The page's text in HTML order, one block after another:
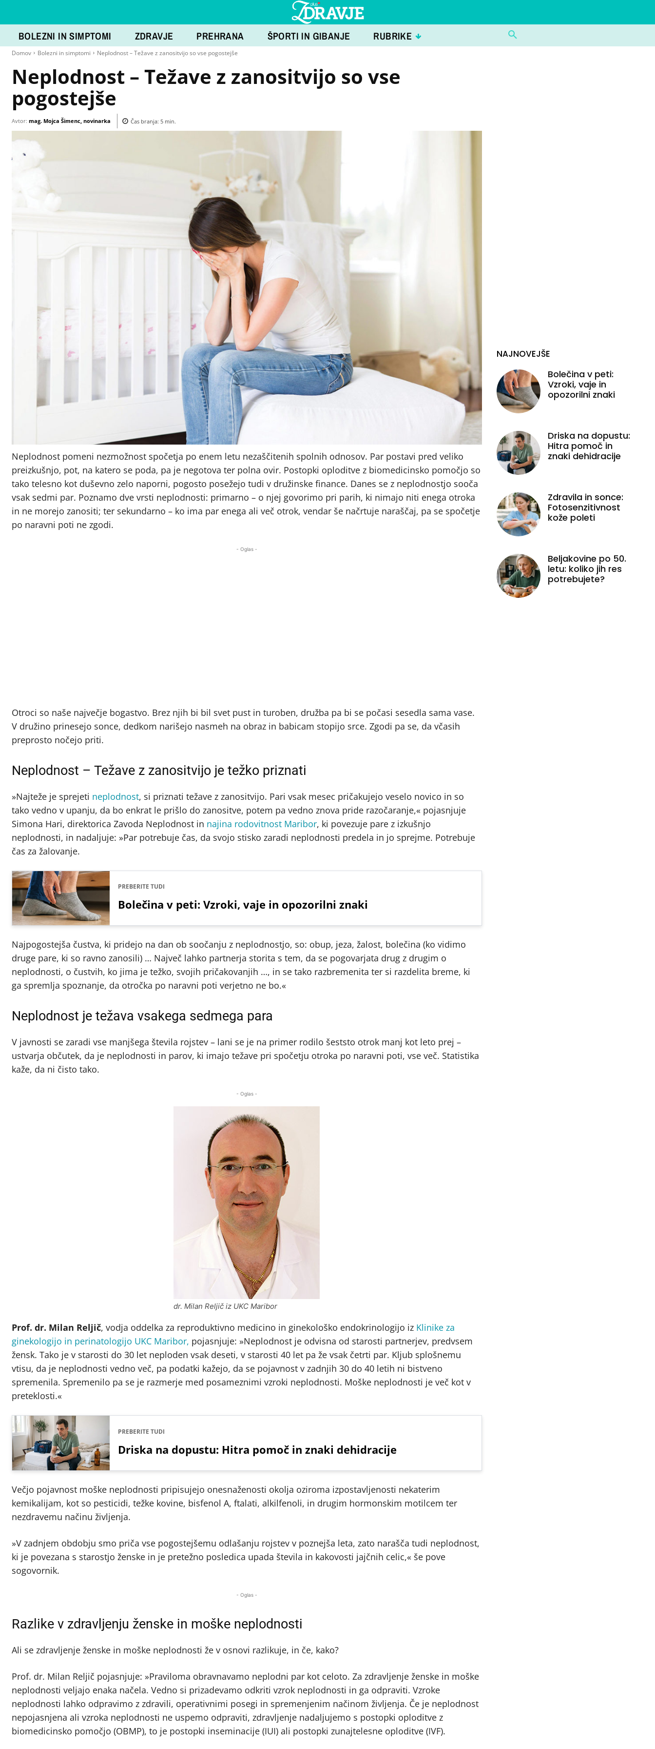
BOLEZNI IN SIMPTOMI ZDRAVJE PREHRANA ŠPORTI IN GIBANJE RUBRIKE
Domov Bolezni in simptomi Neplodnost – Težave z zanositvijo so vse pogostejše
Neplodnost – Težave z zanositvijo so vse
pogostejše
Avtor: mag. Mojca Šimenc, novinarka Čas branja: 5 min.
Neplodnost pomeni nezmožnost spočetja po enem letu nezaščitenih spolnih odnosov. Par postavi pred veliko
preizkušnjo, pot, na katero se poda, pa je negotova ter polna ovir. Postopki oploditve z biomedicinsko pomočjo so
tako telesno kot duševno zelo naporni, pogosto posežejo tudi v družinske finance. Danes se z neplodnostjo sooča
vsak sedmi par. Poznamo dve vrsti neplodnosti: primarno – o njej govorimo pri parih, ki nimajo niti enega otroka
in ne morejo zanositi; ter sekundarno – ko ima par enega ali več otrok, vendar še načrtuje naraščaj, pa se spočetje
po naravni poti ne zgodi.
- Oglas -
Otroci so naše največje bogastvo. Brez njih bi bil svet pust in turoben, družba pa bi se počasi sesedla sama vase.
V družino prinesejo sonce, dedkom narišejo nasmeh na obraz in babicam stopijo srce. Zgodi pa se, da včasih
preprosto nočejo priti.
Neplodnost – Težave z zanositvijo je težko priznati
»Najteže je sprejeti neplodnost, si priznati težave z zanositvijo. Pari vsak mesec pričakujejo veselo novico in so
tako vedno v upanju, da bo enkrat le prišlo do zanositve, potem pa vedno znova pride razočaranje,« pojasnjuje
Simona Hari, direktorica Zavoda Neplodnost in najina rodovitnost Maribor, ki povezuje pare z izkušnjo
neplodnosti, in nadaljuje: »Par potrebuje čas, da svojo stisko zaradi neplodnosti predela in jo sprejme. Potrebuje
čas za žalovanje.
PREBERITE TUDI
Bolečina v peti: Vzroki, vaje in opozorilni znaki
Najpogostejša čustva, ki pridejo na dan ob soočanju z neplodnostjo, so: obup, jeza, žalost, bolečina (ko vidimo
druge pare, ki so ravno zanosili) … Največ lahko partnerja storita s tem, da se pogovarjata drug z drugim o
neplodnosti, o čustvih, ko jima je težko, svojih pričakovanjih …, in se tako razbremenita ter si razdelita breme, ki
ga spremlja spoznanje, da otročka po naravni poti verjetno ne bo.«
Neplodnost je težava vsakega sedmega para
V javnosti se zaradi vse manjšega števila rojstev – lani se je na primer rodilo šeststo otrok manj kot leto prej –
ustvarja občutek, da je neplodnosti in parov, ki imajo težave pri spočetju otroka po naravni poti, vse več. Statistika
kaže, da ni čisto tako.
- Oglas -
dr. Milan Reljič iz UKC Maribor
Prof. dr. Milan Reljič, vodja oddelka za reproduktivno medicino in ginekološko endokrinologijo iz Klinike za
ginekologijo in perinatologijo UKC Maribor, pojasnjuje: »Neplodnost je odvisna od starosti partnerjev, predvsem
žensk. Tako je v starosti do 30 let neploden vsak deseti, v starosti 40 let pa že vsak četrti par. Kljub splošnemu
vtisu, da je neplodnosti vedno več, pa podatki kažejo, da se pojavnost v zadnjih 30 do 40 letih ni bistveno
spremenila. Spremenilo pa se je razmerje med posameznimi vzroki neplodnosti. Moške neplodnosti je več kot v
preteklosti.«
PREBERITE TUDI
Driska na dopustu: Hitra pomoč in znaki dehidracije
Večjo pojavnost moške neplodnosti pripisujejo onesnaženosti okolja oziroma izpostavljenosti nekaterim
kemikalijam, kot so pesticidi, težke kovine, bisfenol A, ftalati, alkilfenoli, in drugim hormonskim motilcem ter
nezdravemu načinu življenja.
»V zadnjem obdobju smo priča vse pogostejšemu odlašanju rojstev v poznejša leta, zato narašča tudi neplodnost,
ki je povezana s starostjo ženske in je pretežno posledica upada števila in kakovosti jajčnih celic,« še pove
sogovornik.
- Oglas -
Razlike v zdravljenju ženske in moške neplodnosti
Ali se zdravljenje ženske in moške neplodnosti že v osnovi razlikuje, in če, kako?
Prof. dr. Milan Reljič pojasnjuje: »Praviloma obravnavamo neplodni par kot celoto. Za zdravljenje ženske in moške
neplodnosti veljajo enaka načela. Vedno si prizadevamo odkriti vzrok neplodnosti in ga odpraviti. Vzroke
neplodnosti lahko odpravimo z zdravili, operativnimi posegi in spremenjenim načinom življenja. Če je neplodnost
nepojasnjena ali vzroka neplodnosti ne uspemo odpraviti, zdravljenje nadaljujemo s postopki oploditve z
biomedicinsko pomočjo (OBMP), to je postopki inseminacije (IUI) ali postopki zunajtelesne oploditve (IVF).
NAJNOVEJŠE
Bolečina v peti:
Vzroki, vaje in
opozorilni znaki
Driska na dopustu:
Hitra pomoč in
znaki dehidracije
Zdravila in sonce:
Fotosenzitivnost
kože poleti
Beljakovine po 50.
letu: koliko jih res
potrebujete?